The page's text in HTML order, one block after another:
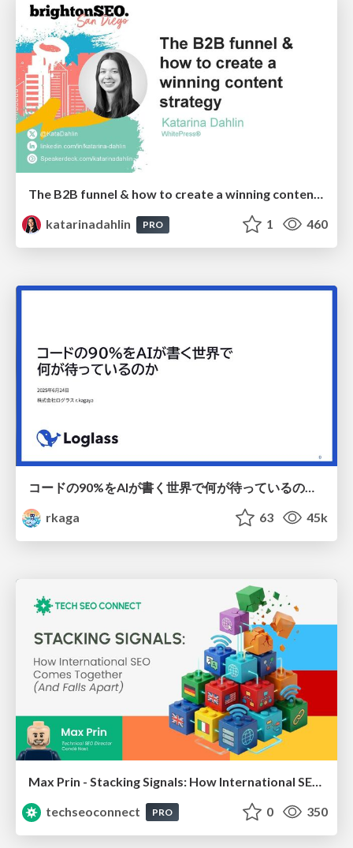
The B2B funnel & how to create a winning content strategy
katarinadahlin
PRO 1 460
コードの90%をAIが書く世界で何が待っているのか / What awaits us in a world where 90% of the code is written by AI
rkaga
63 45k
techseoconnect
PRO 0 350